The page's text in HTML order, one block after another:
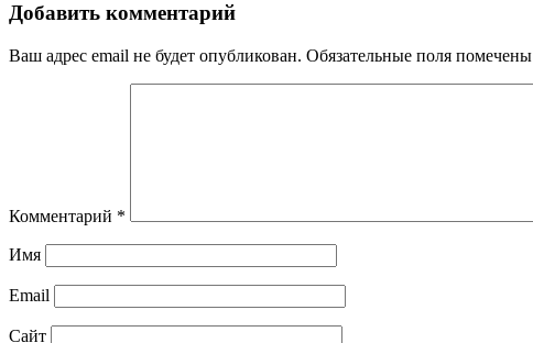
Добавить комментарий
Ваш адрес email не будет опубликован. Обязательные поля помечены
Комментарий *
Имя
Email
Сайт